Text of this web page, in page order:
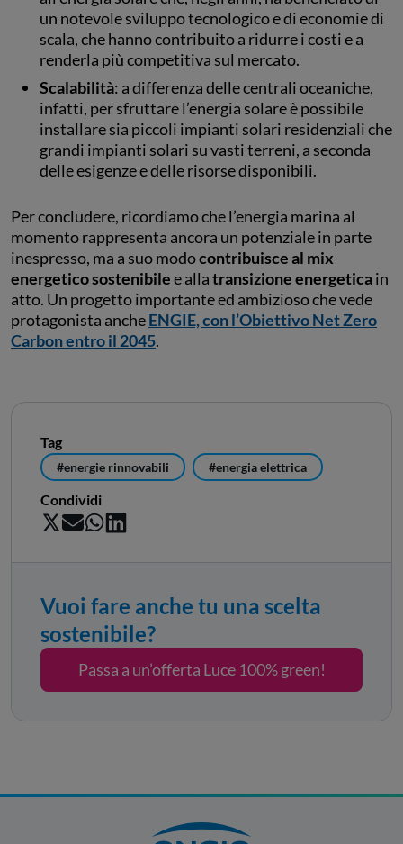
un notevole sviluppo tecnologico e di economie di
scala, che hanno contribuito a ridurre i costi e a
renderla più competitiva sul mercato.
Scalabilità: a differenza delle centrali oceaniche,
infatti, per sfruttare l’energia solare è possibile
installare sia piccoli impianti solari residenziali che
grandi impianti solari su vasti terreni, a seconda
delle esigenze e delle risorse disponibili.
Per concludere, ricordiamo che l’energia marina al
momento rappresenta ancora un potenziale in parte
inespresso, ma a suo modocontribuisce al mix
energetico sostenibilee allatransizione energeticain
atto. Un progetto importante ed ambizioso che vede
protagonista ancheENGIE, con l’Obiettivo Net Zero
Carbon entro il 2045.
Tag
#energie rinnovabili #energia elettrica
Condividi
Vuoi fare anche tu una scelta
sostenibile?
Passa a un’offerta Luce 100% green!